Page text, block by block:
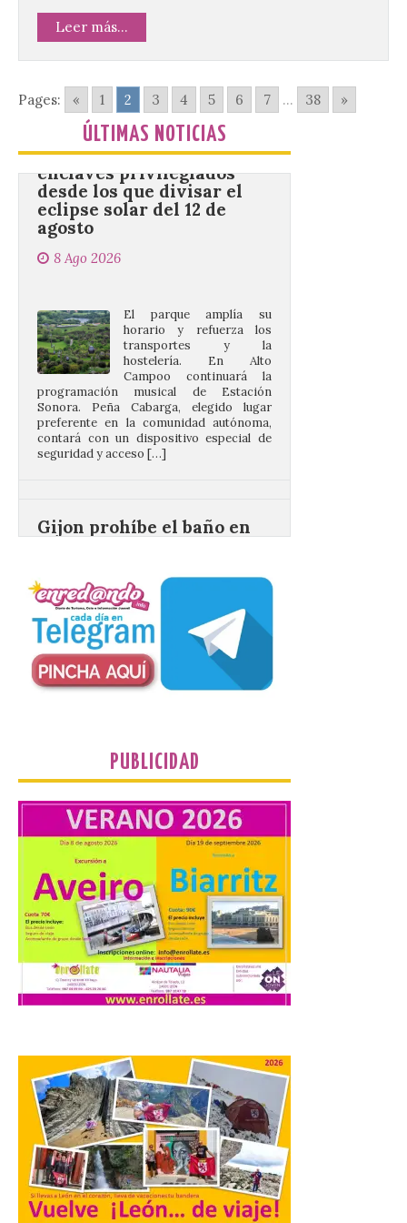
Leer más...
Pages: « 1 2 3 4 5 6 7 ... 38 »
ÚLTIMAS NOTICIAS
especial de lanzaderas desde el PCTCAN
a Ciriego. El Ayuntamiento de […]
Cabárceno prepara tres
enclaves privilegiados
desde los que divisar el
eclipse solar del 12 de
agosto
8 Ago 2026
hostelería. En Alto
Campoo continuará la
programación musical de Estación
Sonora. Peña Cabarga, elegido lugar
preferente en la comunidad autónoma,
contará con un dispositivo especial de
seguridad y acceso […]
Arbeyal el día del eclipse a
partir de las 19.00 horas.
Incide en que el eclipse se
verá desde múltiples
puntos de la ciudad, por lo
que no será necesario
desplazarse y se
La decimonovena
fotografía de León de…
viaje nos llega desde la
plaza de Oriente en
Madrid
8 Ago 2026
Nueva edición de León
de…viaje. Una iniciativa
organizado por la sección
juvenil de la Asociación
Turismo, Ocio e Información para
jóvenes “Enredando.info”. Pilar Aller Aller
nos envía la décimo […]
Los minerales y sus usos
más comunes centran la
nueva exposición del
Museo de la Siderurgia y
PUBLICIDAD